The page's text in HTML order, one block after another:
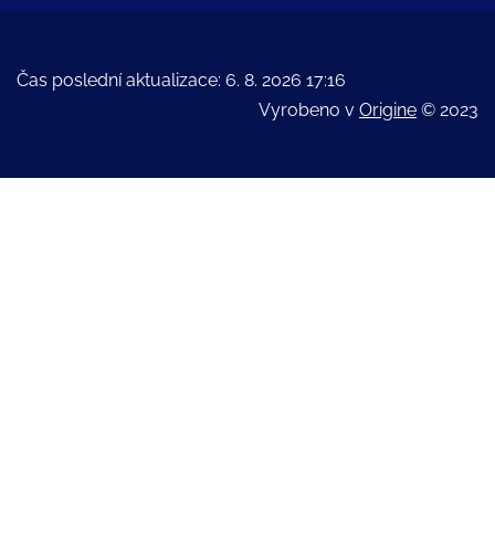
Čas poslední aktualizace: 6. 8. 2026 17:16
Vyrobeno v Origine © 2023